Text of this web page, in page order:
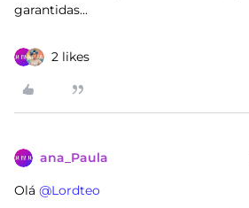
garantidas...
2 likes
ana_Paula
Olá ​ @Lordteo